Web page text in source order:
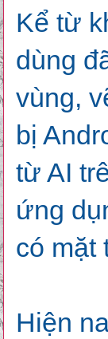
Kể từ
dùng
vùng,
bị
từ AI
ứng
có mặt
Hiện